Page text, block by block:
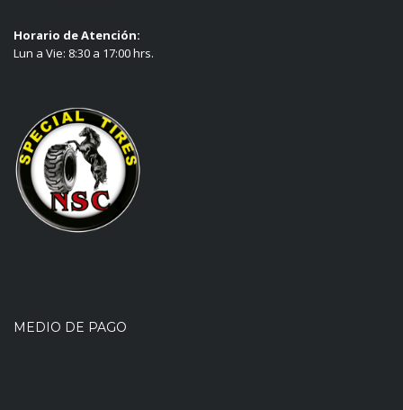
Horario de Atención:
Lun a Vie: 8:30 a 17:00 hrs.
MEDIO DE PAGO